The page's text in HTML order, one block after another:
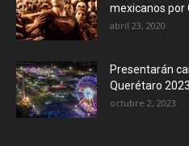
mexicanos por
abril 23, 2020
Presentarán
Querétaro
octubre 2, 2023